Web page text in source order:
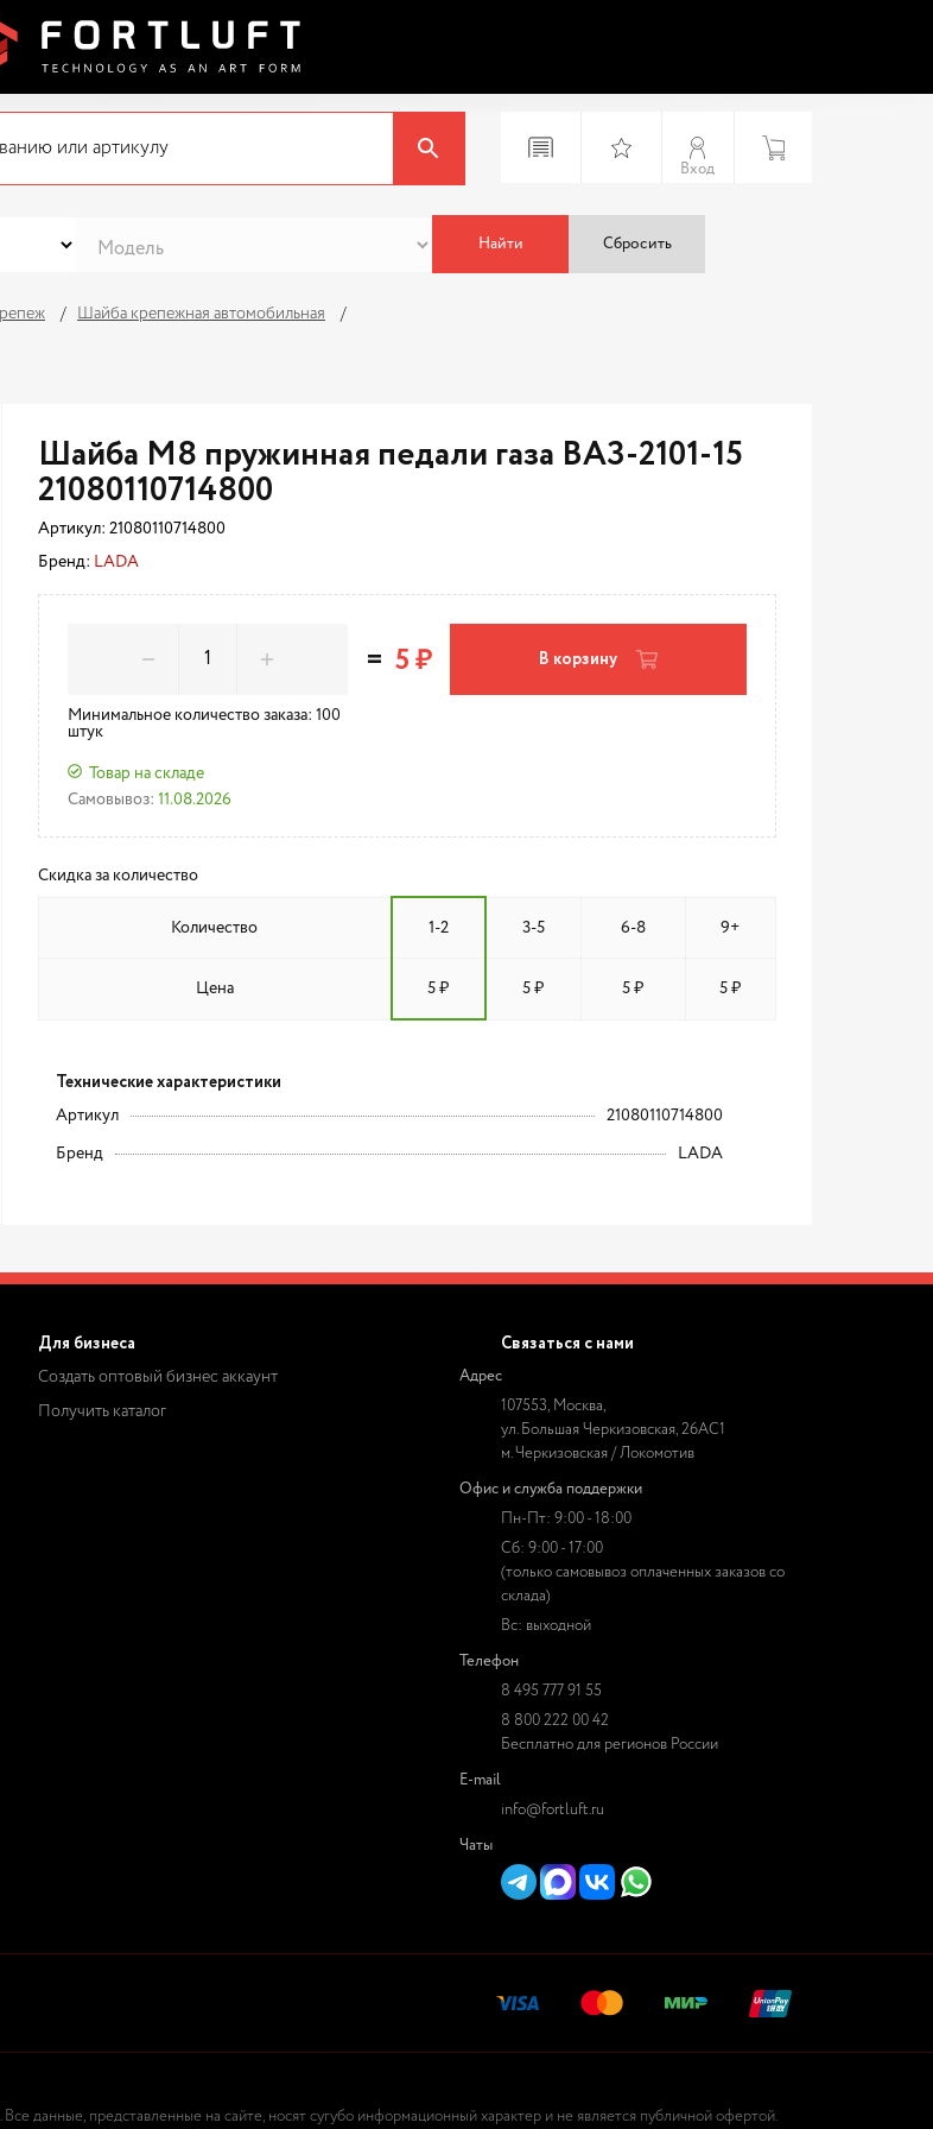
Вход
Найти Сбросить
Шайба крепежная автомобильная
Шайба М8 пружинная педали газа ВАЗ-2101-15
21080110714800
Артикул: 21080110714800
Бренд: LADA
Минимальное количество заказа: 100
штук
Товар на складе
Самовывоз: 11.08.2026
= 5 ₽ В корзину
Скидка за количество
Количество 1-2 3-5 6-8 9+
Цена 5 ₽ 5 ₽ 5 ₽ 5 ₽
Технические характеристики
Артикул 21080110714800
Бренд LADA
Для бизнеса
Создать оптовый бизнес аккаунт
Получить каталог
Связаться с нами
Адрес
107553, Москва,
ул. Большая Черкизовская, 26АС1
м. Черкизовская / Локомотив
Офис и служба поддержки
Пн-Пт: 9:00 - 18:00
Сб: 9:00 - 17:00
(только самовывоз оплаченных заказов со
склада)
Вс: выходной
Телефон
8 495 777 91 55
8 800 222 00 42
Бесплатно для регионов России
E-mail
info@fortluft.ru
Чаты
данные, представленные на сайте, носят сугубо информационный характер и не является публичной офертой.